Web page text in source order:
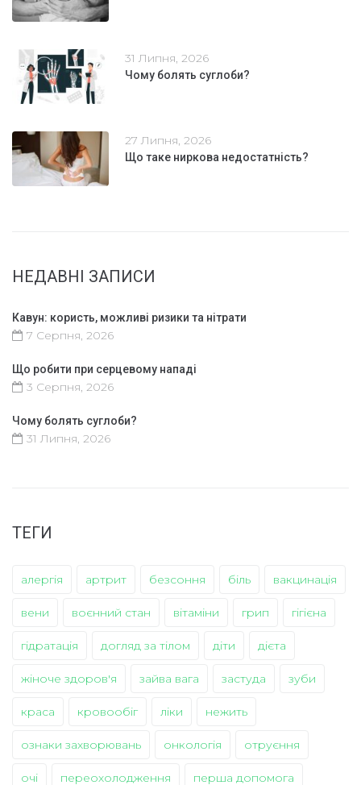
31 Липня, 2026
Чому болять суглоби?
27 Липня, 2026
Що таке ниркова недостатність?
НЕДАВНІ ЗАПИСИ
Кавун: користь, можливі ризики та нітрати
7 Серпня, 2026
Що робити при серцевому нападі
3 Серпня, 2026
Чому болять суглоби?
31 Липня, 2026
ТЕГИ
алергія артрит безсоння біль вакцинація
вени воєнний стан вітаміни грип гігієна
гідратація догляд за тілом діти дієта
жіноче здоров'я зайва вага застуда зуби
краса кровообіг ліки нежить
ознаки захворювань онкологія отруєння
очі переохолодження перша допомога